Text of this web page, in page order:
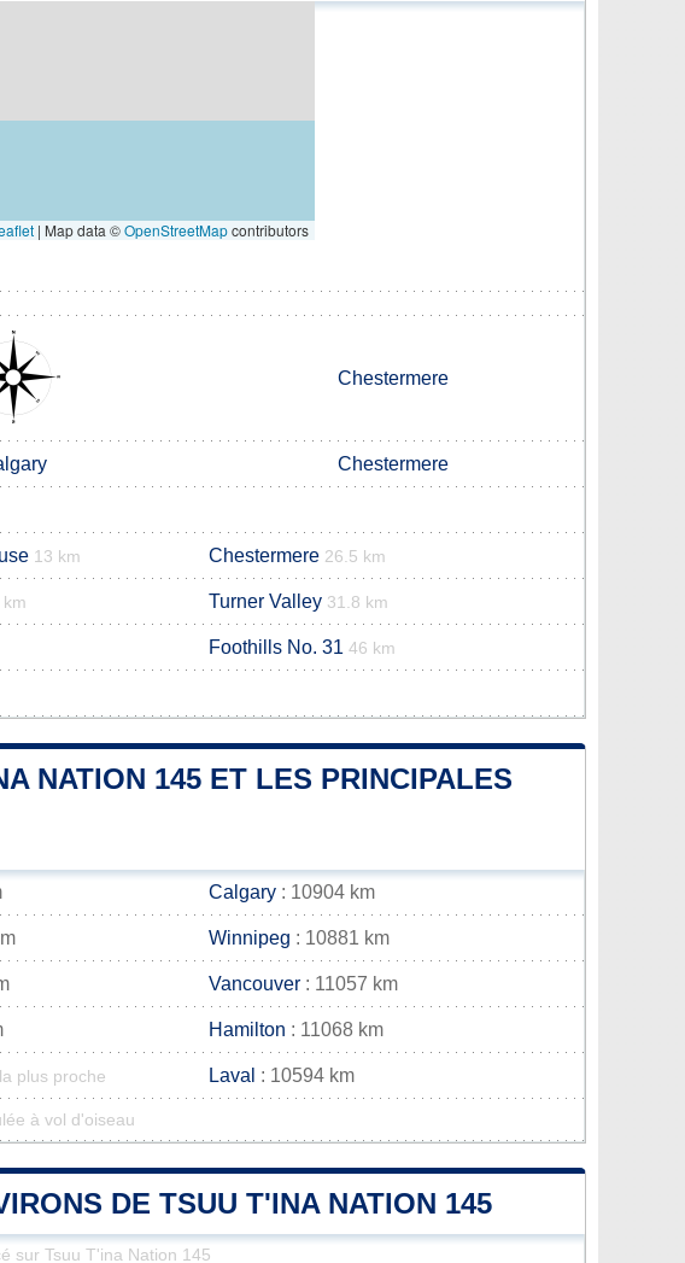
| Map data ©OpenStreetMapcontributors
Chestermere
Chestermere
13 km Chestermere 26.5 km
km Turner Valley 31.8 km
Foothills No. 31 46 km
NATION 145 ET LES PRINCIPALES
Calgary : 10904 km
Winnipeg : 10881 km
Vancouver : 11057 km
Hamilton : 11068 km
la plus proche Laval : 10594 km
à vol d'oiseau
DE TSUU T'INA NATION 145
sur Tsuu T'ina Nation 145